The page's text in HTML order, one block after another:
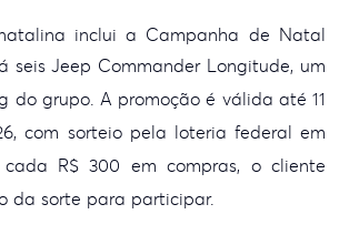
inclui a Campanha de Natal
seis Jeep Commander Longitude, um
do grupo. A promoção é válida até 11
com sorteio pela loteria federal em
cada R$ 300 emcompras, o cliente
da sorte para participar.